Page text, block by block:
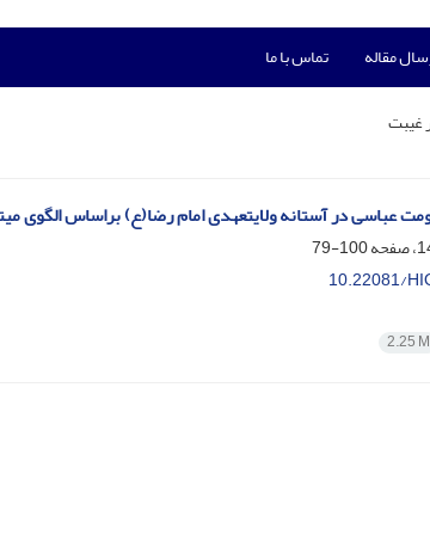
مقاله تماس با ما
غیبت
عباسی در آستانه ولایتعهدی امام ‌رضا(ع) براساس الگوی
100-79
10.22081/
2.25 M